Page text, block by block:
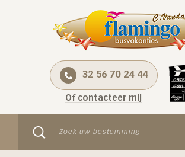
32 56 70 24 44
Of contacteer mij